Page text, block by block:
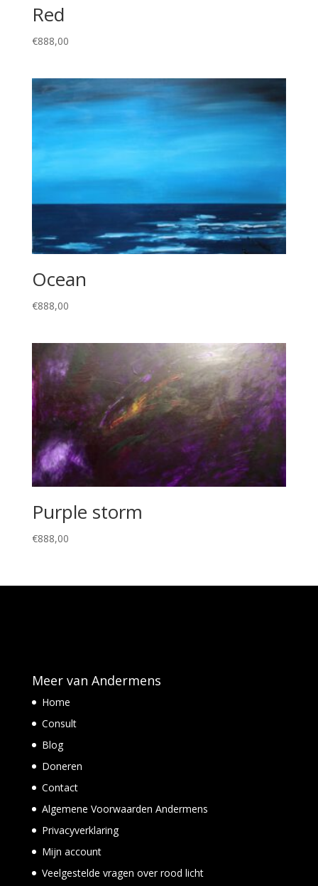
Red
€888,00
Ocean
€888,00
Purple storm
€888,00
Meer van Andermens
Home
Consult
Blog
Doneren
Contact
Algemene Voorwaarden Andermens
Privacyverklaring
Mijn account
Veelgestelde vragen over rood licht